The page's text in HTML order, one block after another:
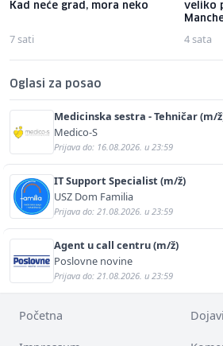
Kad neće grad, mora neko
7 sati
veliko
4 sata
Oglasi za posao
Medicinska sestra - Tehničar (m/
Medico-S
Prijava do: 16.08.2026. u 23:59
IT Support Specialist (m/ž)
USZ Dom Familia
Prijava do: 21.08.2026. u 23:59
Agent u call centru (m/ž)
Poslovne novine
Prijava do: 21.08.2026. u 23:59
Početna